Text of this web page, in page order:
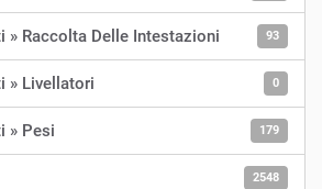
» Raccolta Delle Intestazioni 93
» Livellatori 0
» Pesi 179
2548